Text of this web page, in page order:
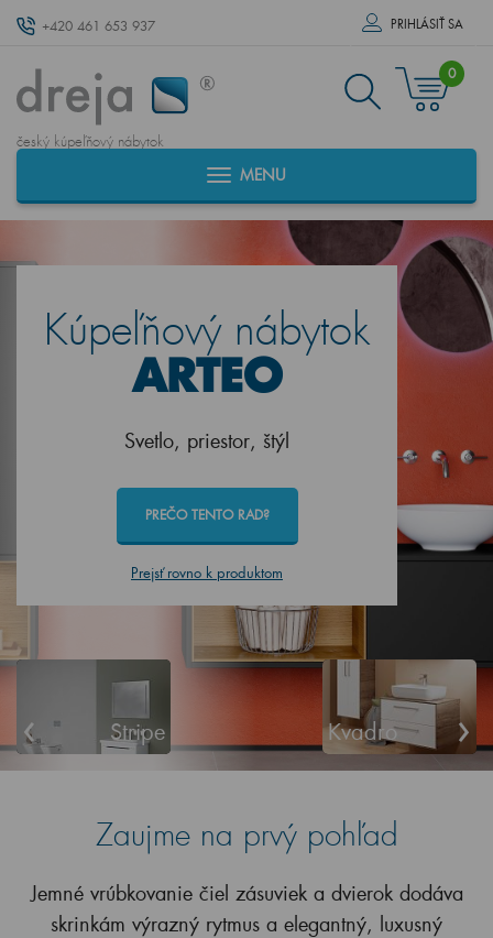
+420 461 653 937 PRIHLÁSIŤ SA
český kúpeľňový nábytok
0
MENU
Kúpeľňový nábytok
ARTEO
Svetlo, priestor, štýl
PREČO TENTO RAD?
Prejsť rovno k produktom
Stripe
‹ Kvadro ›
Zaujme na prvý pohľad
Jemné vrúbkovanie čiel zásuviek a dvierok dodáva
skrinkám výrazný rytmus a elegantný, luxusný